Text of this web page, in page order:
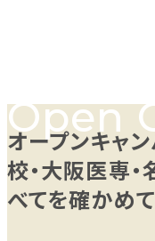
オープンキャ
校・大阪医専
べてを確かめて